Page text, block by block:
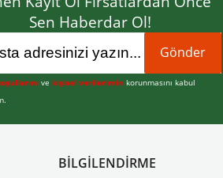
Sen Haberdar Ol!
Gönder
vekişisel verilerimin korunmasını kabul
BİLGİLENDİRME